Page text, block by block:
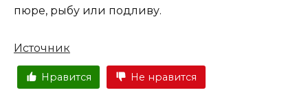
пюре, рыбу или подливу.
Источник
Нравится Не нравится